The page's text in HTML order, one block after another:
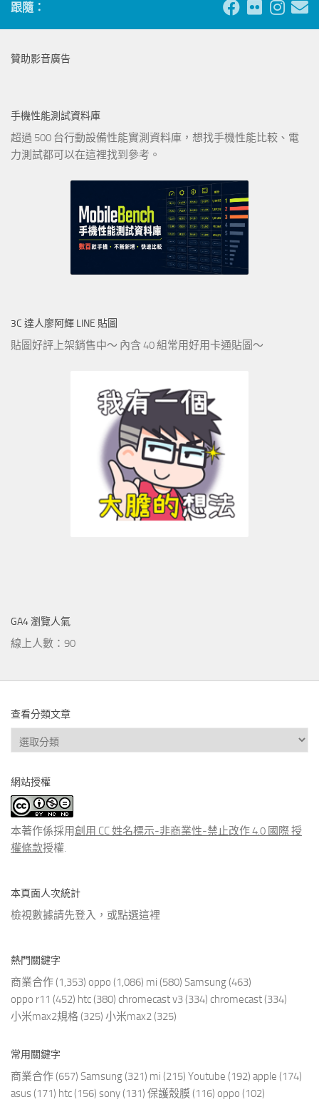
跟隨：
贊助影音廣告
手機性能測試資料庫
超過 500 台行動設備性能實測資料庫，想找手機性能比較、電
力測試都可以在這裡找到參考。
3C 達人廖阿輝 LINE 貼圖
貼圖好評上架銷售中～ 內含 40 組常用好用卡通貼圖～
GA4 瀏覽人氣
線上人數：90
查看分類文章
查
看
類
文
章
網站授權
本著作係採用創用 CC 姓名標示-非商業性-禁止改作 4.0 國際 授
權條款授權.
本頁面人次統計
檢視數據請先登入，或點選這裡
熱門關鍵字
商業合作 (1,353) oppo (1,086) mi (580) Samsung (463)
oppo r11 (452) htc (380) chromecast v3 (334) chromecast (334)
小米max2規格 (325) 小米max2 (325)
常用關鍵字
商業合作 (657) Samsung (321) mi (215) Youtube (192) apple (174)
asus (171) htc (156) sony (131) 保護殼膜 (116) oppo (102)